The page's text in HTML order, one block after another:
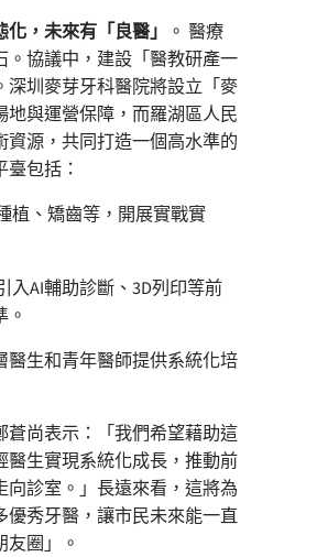
化，未來有 「良醫」
。 醫療
。協議中，建設 「醫教研產一
深圳麥芽牙科醫院將設立 「麥
地與運營保障，而羅湖區人民
源，共同打造一個高水準的
包括：
植、矯齒等，開展實戰實
入AI輔助診斷、3D列印等前
醫生和青年醫師提供系統化培
尚表示：
「我們希望藉助這
醫生實現系統化成長，推動前
診室。 」 長遠來看，這將為
優秀牙醫，讓市民未來能一直
友圈 」
。